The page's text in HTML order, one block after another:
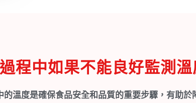
程中如果不能良好監測
溫度是確保食品安全和品質的重要步驟，有助於